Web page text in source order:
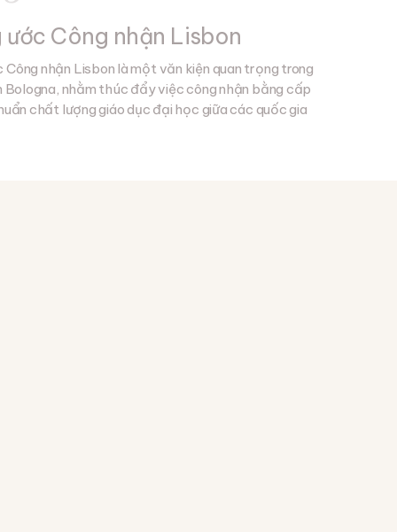
ước Công nhận Lisbon
Công nhận Lisbon là một văn kiện quan trọng trong
Bologna, nhằm thúc đẩy việc công nhận bằng cấp
chất lượng giáo dục đại học giữa các quốc gia